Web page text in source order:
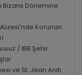
Bizans Dönemine
Korunan
/ IBB Şehir
ve St. Jean Anıtı